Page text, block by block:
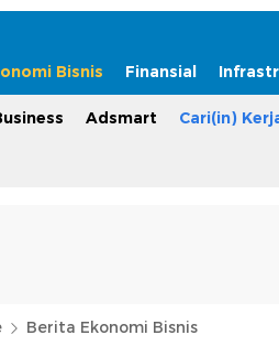
Bisnis Finansial
Adsmart Cari(in)
Berita Ekonomi Bisnis